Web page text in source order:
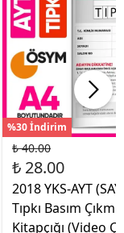
%30 İndirim
₺ 40.00
₺ 28.00
2018 YKS-AYT
Tıpkı Basım
Kitapçığı (Video